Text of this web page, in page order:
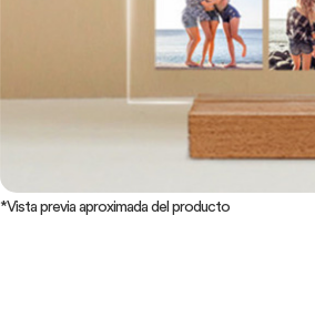
*Vista previa aproximada del producto